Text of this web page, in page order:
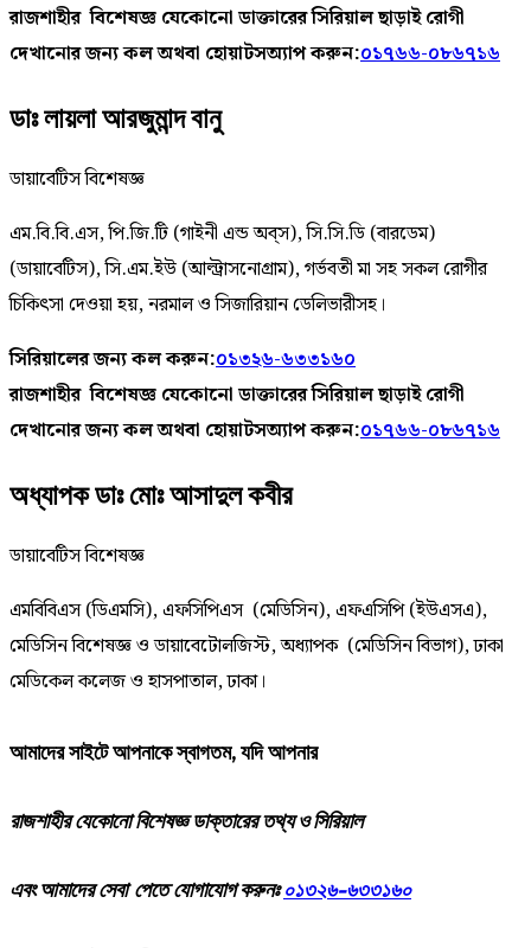
রাজশাহীর বিশেষজ্ঞ যেকোনো ডাক্তারের সিরিয়াল ছাড়াই রোগী
দেখানোর জন্য কল অথবা হোয়াটসঅ্যাপ করুন:০১৭৬৬-০৮৬৭১৬
ডাঃ লায়লা আরজুমান্দ বানু
ডায়াবেটিস বিশেষজ্ঞ
এম.বি.বি.এস, পি.জি.টি (গাইনী এন্ড অব্স), সি.সি.ডি (বারডেম)
(ডায়াবেটিস), সি.এম.ইউ (আল্ট্রাসনোগ্রাম), গর্ভবতী মা সহ সকল রোগীর
চিকিৎসা দেওয়া হয়, নরমাল ও সিজারিয়ান ডেলিভারীসহ।
সিরিয়ালের জন্য কল করুন:০১৩২৬-৬৩৩১৬০
রাজশাহীর বিশেষজ্ঞ যেকোনো ডাক্তারের সিরিয়াল ছাড়াই রোগী
দেখানোর জন্য কল অথবা হোয়াটসঅ্যাপ করুন:০১৭৬৬-০৮৬৭১৬
অধ্যাপক ডাঃ মোঃ আসাদুল কবীর
ডায়াবেটিস বিশেষজ্ঞ
এমবিবিএস (ডিএমসি), এফসিপিএস (মেডিসিন), এফএসিপি (ইউএসএ),
মেডিসিন বিশেষজ্ঞ ও ডায়াবেটোলজিস্ট, অধ্যাপক (মেডিসিন বিভাগ), ঢাকা
মেডিকেল কলেজ ও হাসপাতাল, ঢাকা।
আমাদেরসাইটেআপনাকেস্বাগতম,যদিআপনার
রাজশাহীর যেকোনো বিশেষজ্ঞ ডাক্তারের তথ্য ও সিরিয়াল
এবং আমাদের সেবা পেতে যোগাযোগ করুনঃ০১৩২৬-৬৩৩১৬০